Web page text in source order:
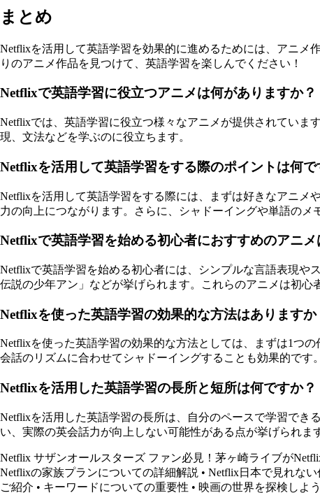
まとめ
Netflixを活用して英語学習を効果的に進めるためには、アニメ
りのアニメ作品を見つけて、英語学習を楽しんでください！
Netflixで英語学習に役立つアニメは何がありますか？
Netflixでは、英語学習に役立つ様々なアニメが提供されていま
現、文法などを学ぶのに役立ちます。
Netflixを活用して英語学習をする際のポイントは何で
Netflixを活用して英語学習をする際には、まずは好きなアニメ
力の向上につながります。さらに、シャドーイングや単語のメ
Netflixで英語学習を始める初心者におすすめのアニメ
Netflixで英語学習を始める初心者には、シンプルな言語表現や
伝説の少年アン」などが挙げられます。これらのアニメは初心
Netflixを使った英語学習の効果的な方法はありますか
Netflixを使った英語学習の効果的な方法としては、まずは1つ
会話のリズムに合わせてシャドーイングすることも効果的で
Netflixを活用した英語学習の長所と短所は何ですか？
Netflixを活用した英語学習の長所は、自分のペースで学習でき
い、実際の英会話力が向上しない可能性がある点が挙げられま
Netflix サザンオールスターズ ファン必見！茅ヶ崎ライブが
Netflixの家族プランについての詳細解説 • Netflix日本で見れな
ご紹介 • キーワードについての重要性 • 映画の世界を探検しよ